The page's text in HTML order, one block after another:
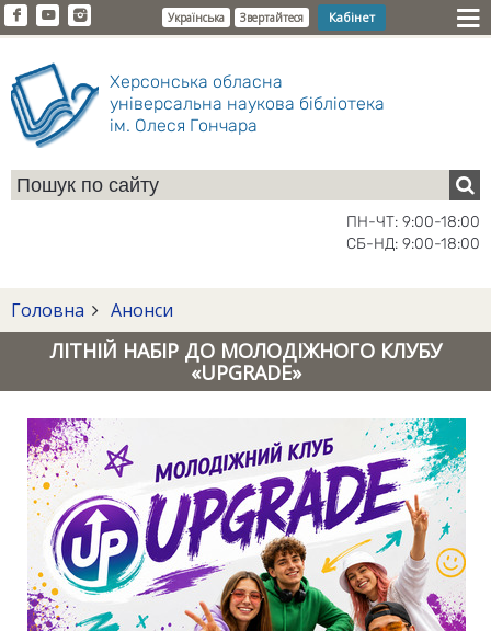
Українська Звертайтеся Кабінет
Херсонська обласна
універсальна наукова бібліотека
ім. Олеся Гончара
ПН-ЧТ: 9:00-18:00
СБ-НД: 9:00-18:00
Головна Анонси
ЛІТНІЙ НАБІР ДО МОЛОДІЖНОГО КЛУБУ
«UPGRADE»